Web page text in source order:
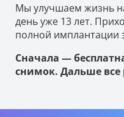
Мы улучшаем жизнь
день уже 13 лет.
полной имплантации
Сначала —
снимок. Дальше